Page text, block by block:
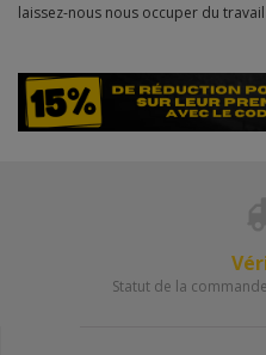
laissez-nous nous occuper du
Statut de la